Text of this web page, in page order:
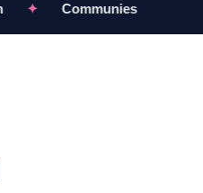
✦ Communies &